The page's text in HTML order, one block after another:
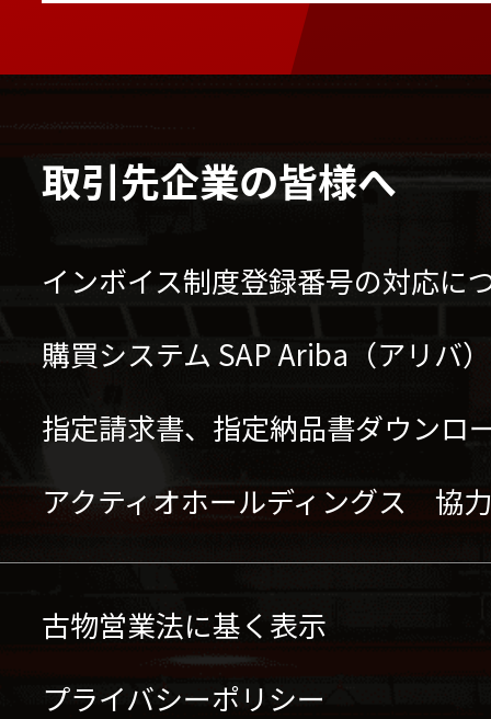
取引先企業の皆様へ
インボイス制度登録番号の対応に
購買システム SAP Ariba（アリバ
指定請求書、指定納品書ダウンロ
アクティオホールディングス 協
古物営業法に基く表示
プライバシーポリシー